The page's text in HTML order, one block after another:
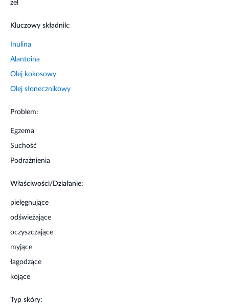
żel
Kluczowy składnik:
Inulina
Alantoina
Olej kokosowy
Olej słonecznikowy
Problem:
Egzema
Suchość
Podrażnienia
Właściwości/Działanie:
pielęgnujące
odświeżające
oczyszczające
myjące
łagodzące
kojące
Typ skóry: